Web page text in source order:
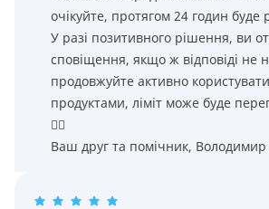
очікуйте, протягом 24 годин буде
У разі позитивного рішення, ви
сповіщення, якщо ж відповіді не
продовжуйте активно
продуктами, ліміт може буде
👌🏻
Ваш друг та помічник, Володимир